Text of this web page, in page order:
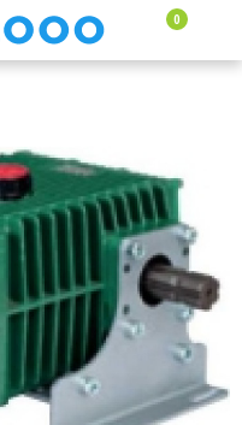
0